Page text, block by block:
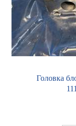
Головка